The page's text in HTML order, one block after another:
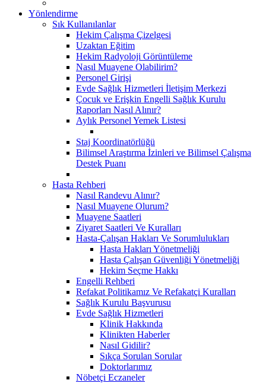
Yönlendirme
Sık Kullanılanlar
Hekim Çalışma Çizelgesi
Uzaktan Eğitim
Hekim Radyoloji Görüntüleme
Nasıl Muayene Olabilirim?
Personel Girişi
Evde Sağlık Hizmetleri İletişim Merkezi
Çocuk ve Erişkin Engelli Sağlık Kurulu
Raporları Nasıl Alınır?
Aylık Personel Yemek Listesi
Staj Koordinatörlüğü
Bilimsel Araştırma İzinleri ve Bilimsel Çalışma
Destek Puanı
Hasta Rehberi
Nasıl Randevu Alınır?
Nasıl Muayene Olurum?
Muayene Saatleri
Ziyaret Saatleri Ve Kuralları
Hasta-Çalışan Hakları Ve Sorumlulukları
Hasta Hakları Yönetmeliği
Hasta Çalışan Güvenliği Yönetmeliği
Hekim Seçme Hakkı
Engelli Rehberi
Refakat Politikamız Ve Refakatçi Kuralları
Sağlık Kurulu Başvurusu
Evde Sağlık Hizmetleri
Klinik Hakkında
Klinikten Haberler
Nasıl Gidilir?
Sıkça Sorulan Sorular
Doktorlarımız
Nöbetçi Eczaneler